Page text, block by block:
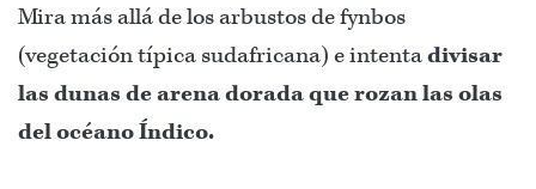
Mira más allá de los arbustos de fynbos
(vegetación típica sudafricana) e intentadivisar
las dunas de arena dorada que rozan las olas
del océano Índico.